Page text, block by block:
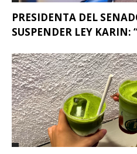
PRESIDENTA DEL
SUSPENDER LEY KARIN: